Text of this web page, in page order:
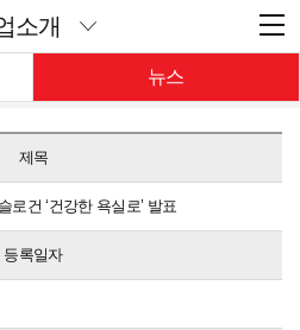
소개
뉴스
제목
건 ‘건강한 욕실로’ 발표
등록일자